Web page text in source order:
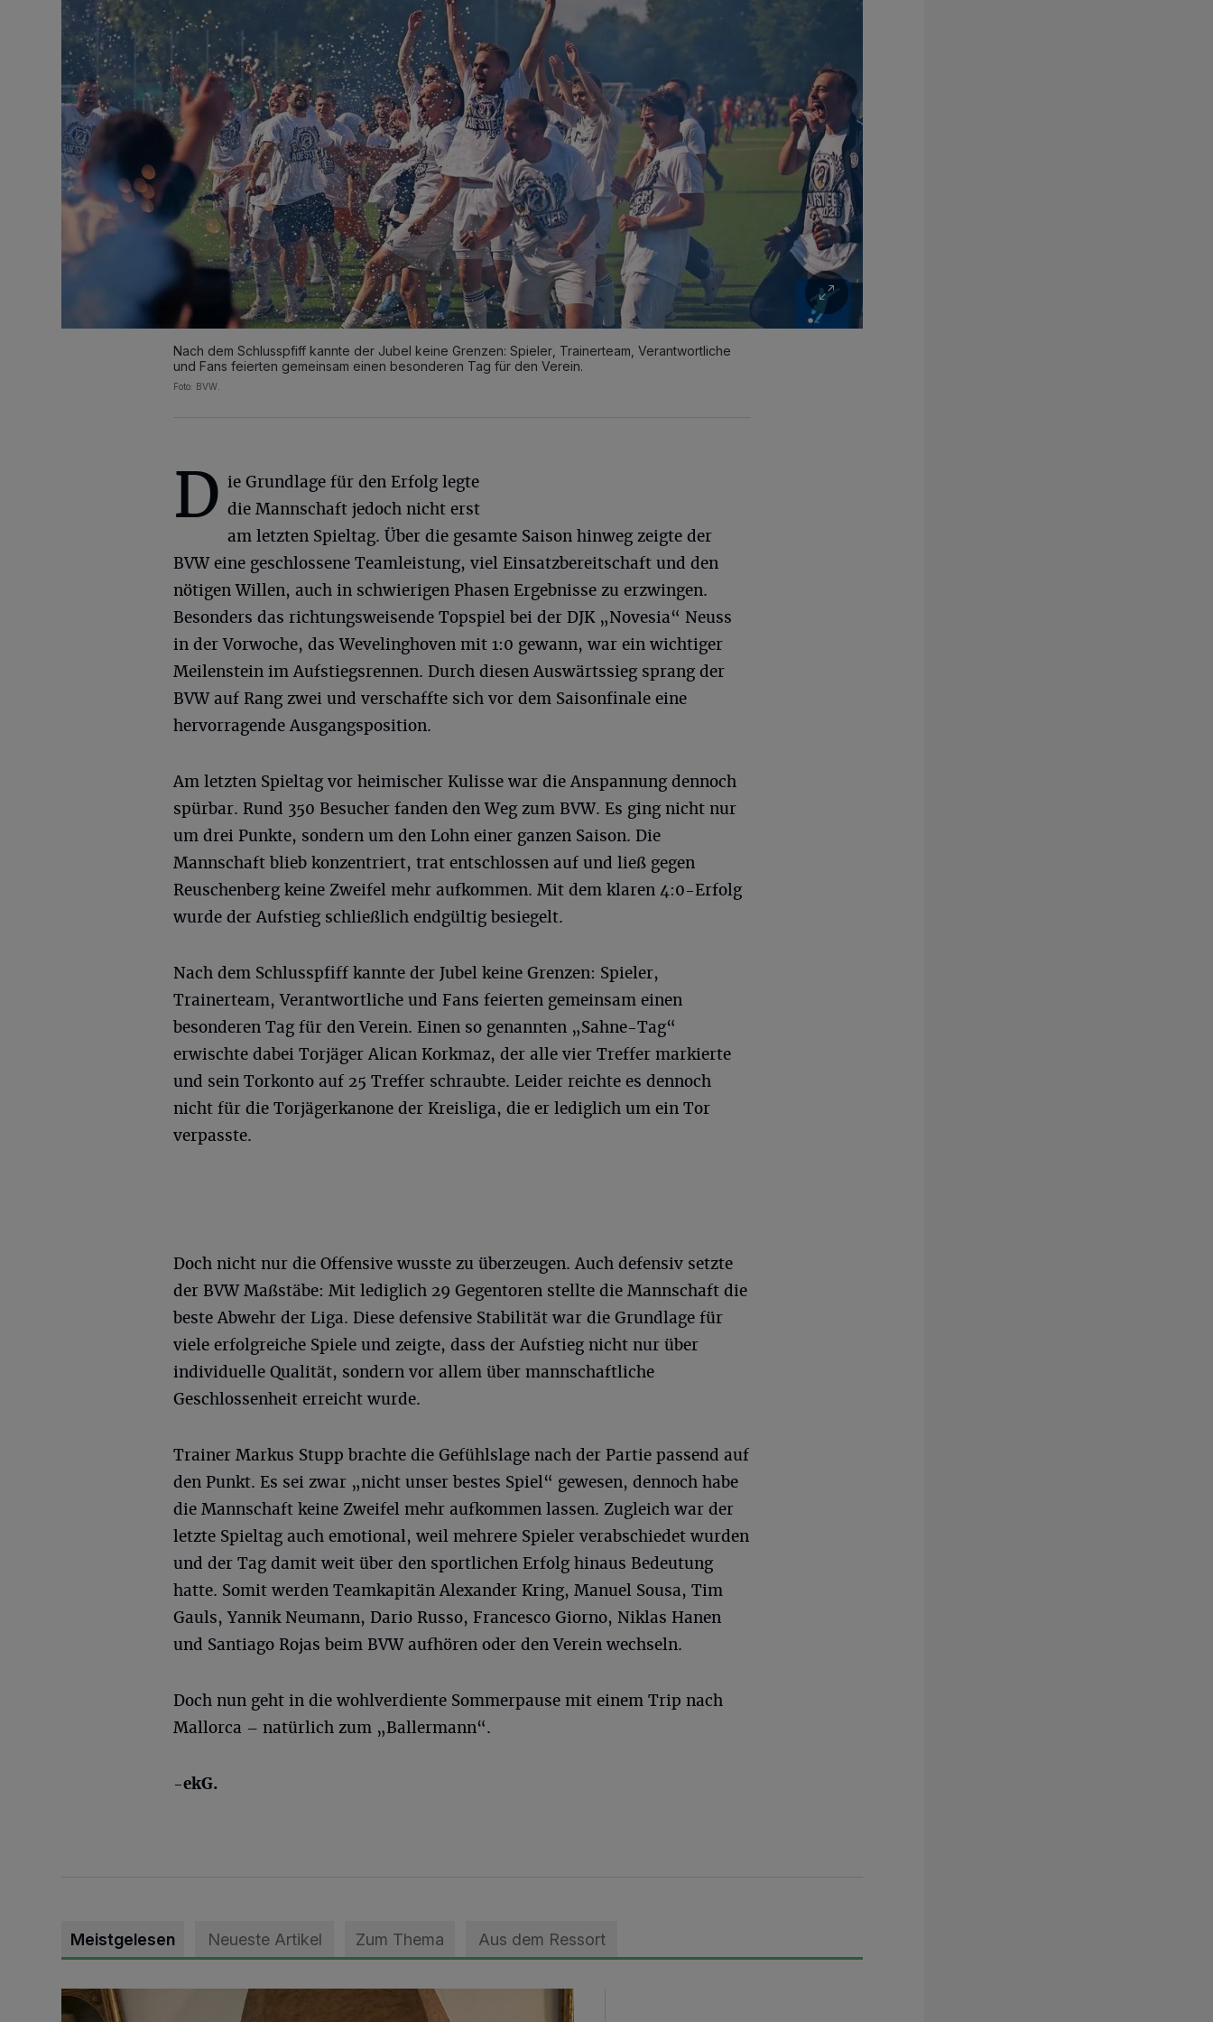
Nach dem Schlusspfiff kannte der Jubel keine Grenzen: Spieler, Trainerteam, Verantwortliche
und Fans feierten gemeinsam einen besonderen Tag für den Verein.
Foto: BVW.
D ie Grundlage für den Erfolg legte
die Mannschaft jedoch nicht erst
am letzten Spieltag. Über die gesamte Saison hinweg zeigte der
BVW eine geschlossene Teamleistung, viel Einsatzbereitschaft und den
nötigen Willen, auch in schwierigen Phasen Ergebnisse zu erzwingen.
Besonders das richtungsweisende Topspiel bei der DJK „Novesia“ Neuss
in der Vorwoche, das Wevelinghoven mit 1:0 gewann, war ein wichtiger
Meilenstein im Aufstiegsrennen. Durch diesen Auswärtssieg sprang der
BVW auf Rang zwei und verschaffte sich vor dem Saisonfinale eine
hervorragende Ausgangsposition.
Am letzten Spieltag vor heimischer Kulisse war die Anspannung dennoch
spürbar. Rund 350 Besucher fanden den Weg zum BVW. Es ging nicht nur
um drei Punkte, sondern um den Lohn einer ganzen Saison. Die
Mannschaft blieb konzentriert, trat entschlossen auf und ließ gegen
Reuschenberg keine Zweifel mehr aufkommen. Mit dem klaren 4:0-Erfolg
wurde der Aufstieg schließlich endgültig besiegelt.
Nach dem Schlusspfiff kannte der Jubel keine Grenzen: Spieler,
Trainerteam, Verantwortliche und Fans feierten gemeinsam einen
besonderen Tag für den Verein. Einen so genannten „Sahne-Tag“
erwischte dabei Torjäger Alican Korkmaz, der alle vier Treffer markierte
und sein Torkonto auf 25 Treffer schraubte. Leider reichte es dennoch
nicht für die Torjägerkanone der Kreisliga, die er lediglich um ein Tor
verpasste.
Doch nicht nur die Offensive wusste zu überzeugen. Auch defensiv setzte
der BVW Maßstäbe: Mit lediglich 29 Gegentoren stellte die Mannschaft die
beste Abwehr der Liga. Diese defensive Stabilität war die Grundlage für
viele erfolgreiche Spiele und zeigte, dass der Aufstieg nicht nur über
individuelle Qualität, sondern vor allem über mannschaftliche
Geschlossenheit erreicht wurde.
Trainer Markus Stupp brachte die Gefühlslage nach der Partie passend auf
den Punkt. Es sei zwar „nicht unser bestes Spiel“ gewesen, dennoch habe
die Mannschaft keine Zweifel mehr aufkommen lassen. Zugleich war der
letzte Spieltag auch emotional, weil mehrere Spieler verabschiedet wurden
und der Tag damit weit über den sportlichen Erfolg hinaus Bedeutung
hatte. Somit werden Teamkapitän Alexander Kring, Manuel Sousa, Tim
Gauls, Yannik Neumann, Dario Russo, Francesco Giorno, Niklas Hanen
und Santiago Rojas beim BVW aufhören oder den Verein wechseln.
Doch nun geht in die wohlverdiente Sommerpause mit einem Trip nach
Mallorca – natürlich zum „Ballermann“.
-ekG.
Meistgelesen Neueste Artikel Zum Thema Aus dem Ressort
„Loss dir nix jefalle“ in 7 Tage 1 Song